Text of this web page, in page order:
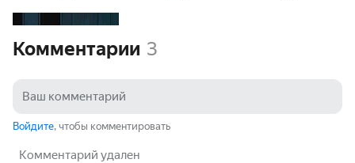
Комментарии 3
Войдите, чтобы комментировать
Комментарий удален